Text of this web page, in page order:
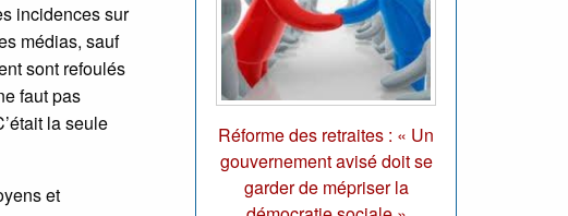
incidences sur
médias, sauf
sont refoulés
faut pas
la seule
et
Réforme des retraites : « Un
gouvernement avisé doit se
garder de mépriser la